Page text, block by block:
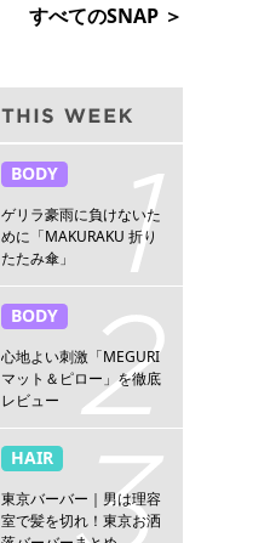
すべてのSNAP ＞
BODY
ゲリラ豪雨に負けないた
めに「MAKURAKU 折り
たたみ傘」
BODY
心地よい刺激「MEGURI
マット＆ピロー」を徹底
レビュー
HAIR
東京バーバー｜男は理容
室で髪を切れ！東京お洒